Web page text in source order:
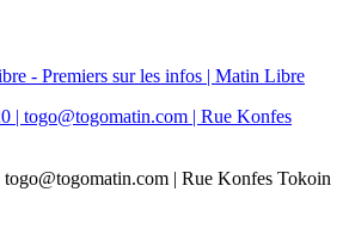
- Premiers sur les infos | Matin Libre
| Rue Konfes Tokoin